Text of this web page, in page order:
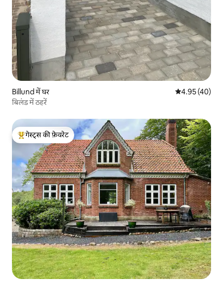
Billund में घर औसत रेटिंग 5 में
4.95 (40)
बिलंड में ठहरें
गेस्ट्स का टॉप फ़ेवरेट
गेस्ट्स की फ़ेवरेट